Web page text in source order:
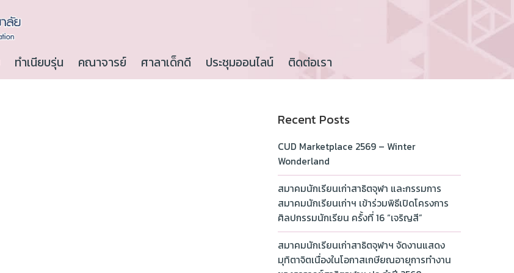
ทำเนียบรุ่น คณาจารย์ ศาลาเด็กดี ประชุมออนไลน์ ติดต่อเรา
Recent Posts
CUD Marketplace 2569 – Winter
Wonderland
สมาคมนักเรียนเก่าสาธิตจุฬา และกรรมการ
สมาคมนักเรียนเก่าฯ เข้าร่วมพิธีเปิดโครงการ
ศิลปกรรมนักเรียน ครั้งที่ 16 “เจริญสี”
สมาคมนักเรียนเก่าสาธิตจุฬาฯ จัดงานแสดง
มุทิตาจิตเนื่องในโอกาสเกษียณอายุการทำงาน